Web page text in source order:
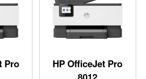
HP OfficeJet Pro
Pro